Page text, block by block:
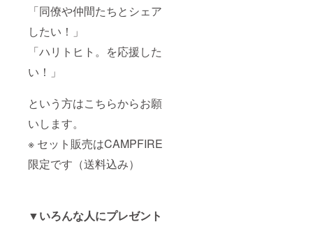
「同僚や仲間たちとシェア
したい！」
「ハリトヒト。を応援した
い！」
という方はこちらからお願
いします。
※ セット販売はCAMPFIRE
限定です（送料込み）
▼いろんな人にプレゼント